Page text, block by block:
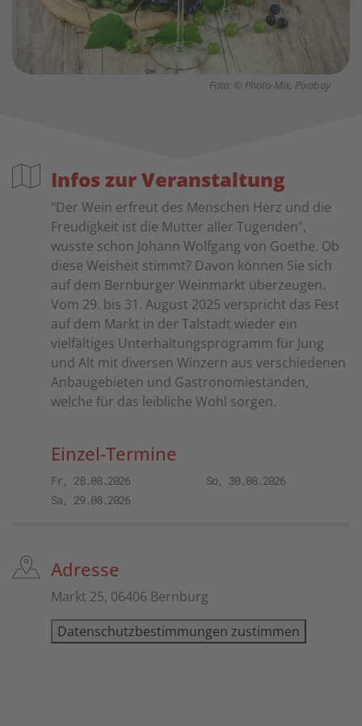
Foto: © Photo-Mix, Pixabay
Infos zur Veranstaltung
"Der Wein erfreut des Menschen Herz und die
Freudigkeit ist die Mutter aller Tugenden",
wusste schon Johann Wolfgang von Goethe. Ob
diese Weisheit stimmt? Davon können Sie sich
auf dem Bernburger Weinmarkt überzeugen.
Vom 29. bis 31. August 2025 verspricht das Fest
auf dem Markt in der Talstadt wieder ein
vielfältiges Unterhaltungsprogramm für Jung
und Alt mit diversen Winzern aus verschiedenen
Anbaugebieten und Gastronomieständen,
welche für das leibliche Wohl sorgen.
Einzel-Termine
Fr, 28.08.2026
Sa, 29.08.2026
So, 30.08.2026
Adresse
Markt 25, 06406 Bernburg
Datenschutzbestimmungen zustimmen